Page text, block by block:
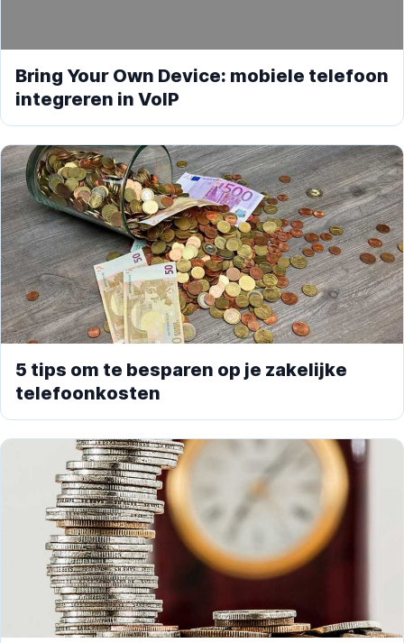
Bring Your Own Device: mobiele telefoon
integreren in VoIP
5 tips om te besparen op je zakelijke
telefoonkosten